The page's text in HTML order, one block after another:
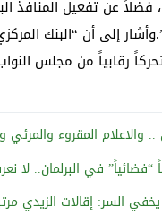
فضلاً عن تفعيل المنافذ
إلى أن “البنك
رقابياً من مجلس
والاعلام المقروء
السر: إقالات الزيدي